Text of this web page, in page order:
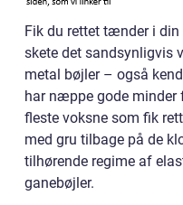
Fik du rettet tænder i
skete det sandsynligvis
metal bøjler – også
har næppe gode minder
fleste voksne som fik
med gru tilbage på de
tilhørende regime af
ganebøjler.